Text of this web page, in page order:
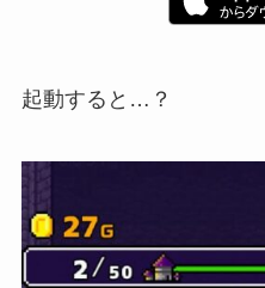
起動すると…？